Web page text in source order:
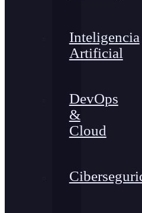
Inteligencia
Artificial
DevOps
&
Cloud